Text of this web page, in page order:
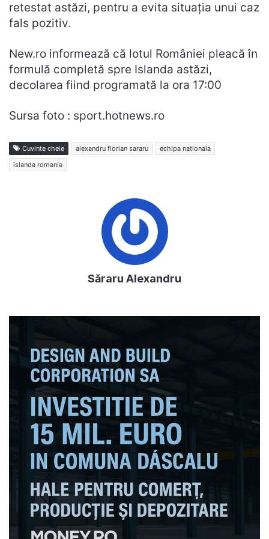
retestat astăzi, pentru a evita situația unui caz
fals pozitiv.
New.ro informează că lotul României pleacă în
formulă completă spre Islanda astăzi,
decolarea fiind programată la ora 17:00
Sursa foto : sport.hotnews.ro
Cuvinte cheie alexandru florian sararu
echipa nationala
islanda romania
Săraru Alexandru